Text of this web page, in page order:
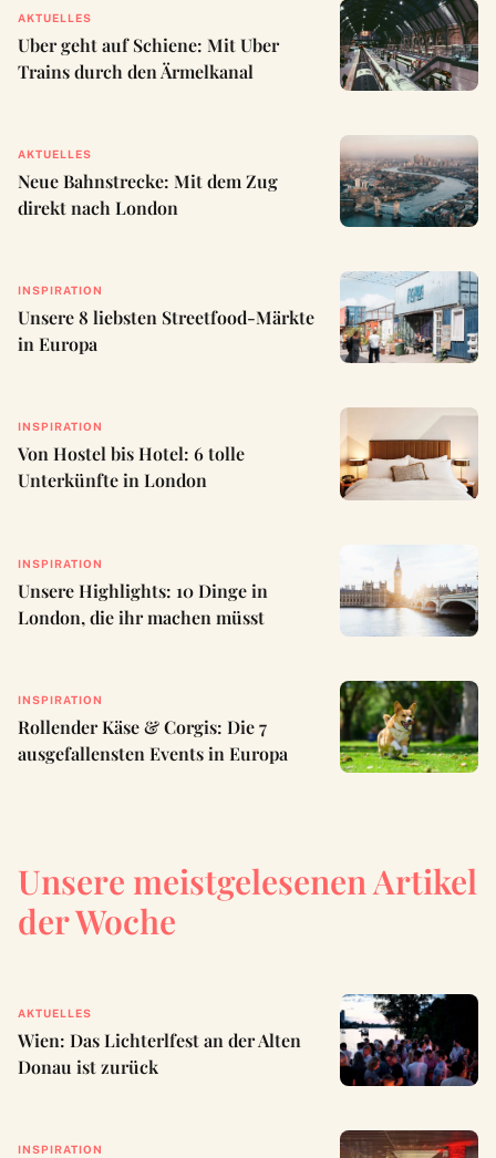
AKTUELLES
Uber geht auf Schiene: Mit Uber
Trains durch den Ärmelkanal
AKTUELLES
Neue Bahnstrecke: Mit dem Zug
direkt nach London
INSPIRATION
Unsere 8 liebsten Streetfood-Märkte
in Europa
INSPIRATION
Von Hostel bis Hotel: 6 tolle
Unterkünfte in London
INSPIRATION
Unsere Highlights: 10 Dinge in
London, die ihr machen müsst
INSPIRATION
Rollender Käse & Corgis: Die 7
ausgefallensten Events in Europa
Unsere meistgelesenen Artikel
der Woche
AKTUELLES
Wien: Das Lichterlfest an der Alten
Donau ist zurück
INSPIRATION